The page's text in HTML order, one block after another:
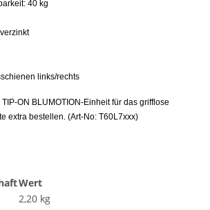
40 kg
verzinkt
links/rechts
TIP-ON BLUMOTION-Einheit für das grifflose
extra bestellen. (Art-No: T60L7xxx)
Wert
2,20 kg